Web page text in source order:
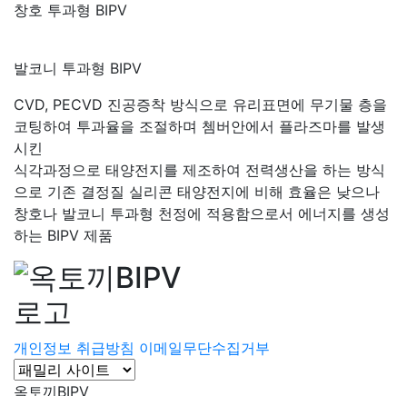
창호 투과형 BIPV
발코니 투과형 BIPV
CVD, PECVD 진공증착 방식으로 유리표면에 무기물 층을
코팅하여 투과율을 조절하며 쳄버안에서 플라즈마를 발생
시킨
식각과정으로 태양전지를 제조하여 전력생산을 하는 방식
으로 기존 결정질 실리콘 태양전지에 비해 효율은 낮으나
창호나 발코니 투과형 천정에 적용함으로서 에너지를 생성
하는 BIPV 제품
개인정보 취급방침 이메일무단수집거부
옥토끼BIPV